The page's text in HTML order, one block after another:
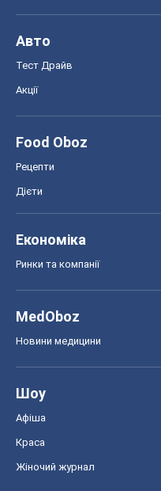
Авто
Тест Драйв
Акції
Food Oboz
Рецепти
Дієти
Економіка
Ринки та компанії
MedOboz
Новини медицини
Шоу
Афіша
Краса
Жіночий журнал